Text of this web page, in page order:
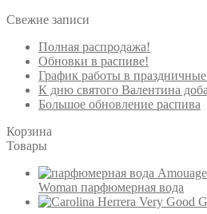
Свежие записи
Полная распродажа!
Обновки в распиве!
График работы в
К дню святого Валентина
Большое обновление распива
Корзина
Товары
Woman парфюмерная вода